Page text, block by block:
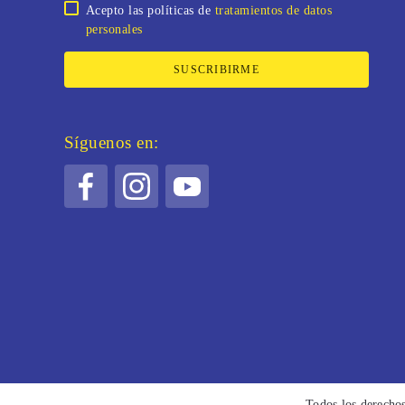
Acepto las políticas de tratamientos de datos
personales
SUSCRIBIRME
Síguenos en: